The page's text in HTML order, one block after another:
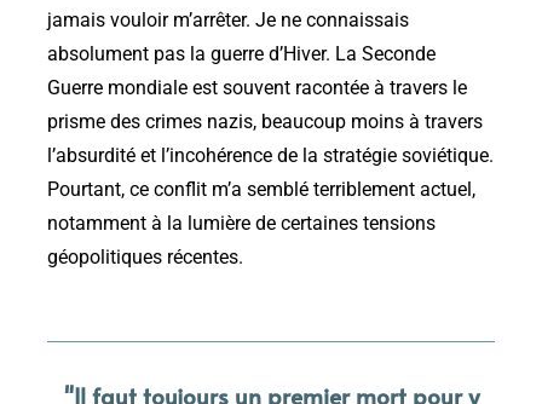
jamais vouloir m’arrêter. Je ne connaissais
absolument pas la guerre d’Hiver. La Seconde
Guerre mondiale est souvent racontée à travers le
prisme des crimes nazis, beaucoup moins à travers
l’absurdité et l’incohérence de la stratégie soviétique.
Pourtant, ce conflit m’a semblé terriblement actuel,
notamment à la lumière de certaines tensions
géopolitiques récentes.
"Il faut toujours un premier mort pour y